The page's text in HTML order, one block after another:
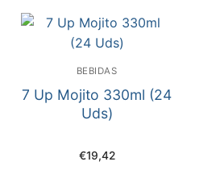
BEBIDAS
7 Up Mojito 330ml (24
Uds)
€19,42